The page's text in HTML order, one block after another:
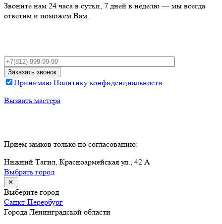
Звоните нам 24 часа в сутки, 7 дней в неделю — мы всегда
ответим и поможем Вам.
Принимаю Политику конфиденциальности
Вызвать мастера
Прием замков только по согласованию:
Нижний Тагил, Красноармейская ул., 42 А
Выбрать город
✕
Выберите город
Санкт-Перербург
Города Ленинградской области